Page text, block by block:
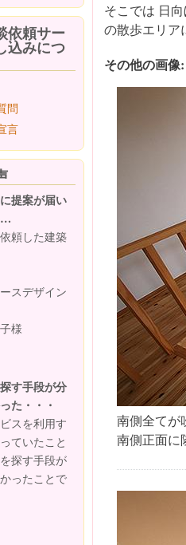
そこでは 日
の散歩エリア
その他の画像:
南側全てが
南側正面に
依頼サー
込みにつ
問
言
提案が届い
頼した建築
スデザイン
様
す手段が分
た・・・
スを利用す
ていたこと
探す手段が
ったことで